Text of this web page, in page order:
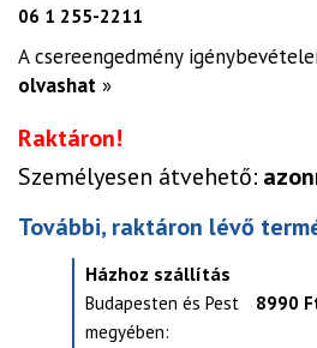
06 1 255-2211
A csereengedmény
olvashat »
Raktáron!
Személyesen átvehető:
További, raktáron lévő
Házhoz szállítás
Budapesten és Pest
megyében:
8990